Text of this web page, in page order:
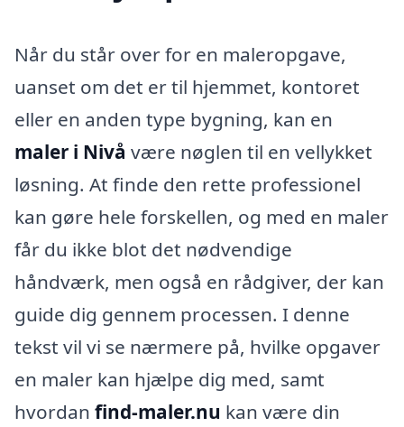
Når du står over for en maleropgave,
uanset om det er til hjemmet, kontoret
eller en anden type bygning, kan en
maler i Nivå være nøglen til en vellykket
løsning. At finde den rette professionel
kan gøre hele forskellen, og med en maler
får du ikke blot det nødvendige
håndværk, men også en rådgiver, der kan
guide dig gennem processen. I denne
tekst vil vi se nærmere på, hvilke opgaver
en maler kan hjælpe dig med, samt
hvordan find-maler.nu kan være din